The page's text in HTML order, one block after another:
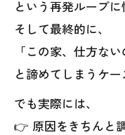
という再発ループに
そして最終的に、
「この家、仕方な
と諦めてしまうケー
でも実際には、
👉 原因をきちんと